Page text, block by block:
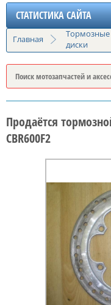
СТАТИСТИКА САЙТА
Главная
Тормозные
диски
Продаётся
CBR600F2